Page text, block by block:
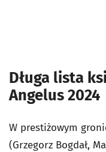
Długa lista
Angelus 2024
W prestiżowym
(Grzegorz Bogdał,